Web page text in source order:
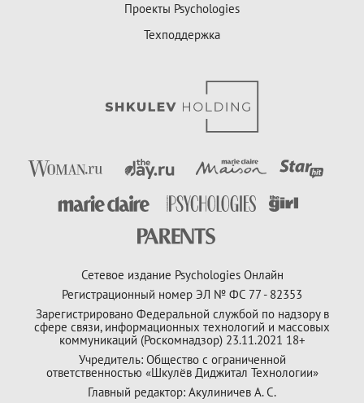
Проекты Psychologies
Техподдержка
Сетевое издание Psychologies Онлайн
Регистрационный номер ЭЛ № ФС 77 - 82353
Зарегистрировано Федеральной службой по надзору в
сфере связи, информационных технологий и массовых
коммуникаций (Роскомнадзор) 23.11.2021 18+
Учредитель: Общество с ограниченной
ответственностью «Шкулёв Диджитал Технологии»
Главный редактор: Акулиничев А. С.